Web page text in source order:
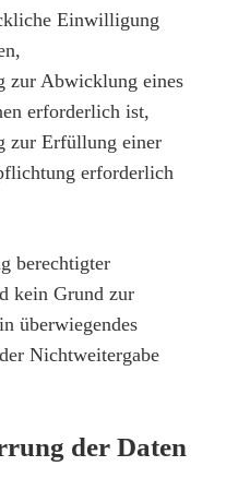
Einwilligung
zur Abwicklung eines
erforderlich ist,
zur Erfüllung einer
erforderlich
berechtigter
kein Grund zur
überwiegendes
Nichtweitergabe
der Daten